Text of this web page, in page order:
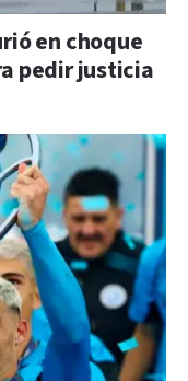
en choque
pedir justicia